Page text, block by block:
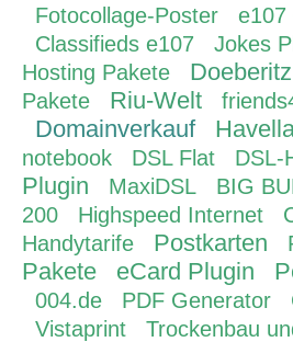
Fotocollage-Poster
e107
Classifieds e107
Jokes
Hosting Pakete
Doeberitz
Pakete
Riu-Welt
Domainverkauf
notebook
DSL Flat DSL-
Plugin
MaxiDSL BIG
200 Highspeed Internet
Handytarife
Postkarten
Pakete
eCard Plugin
004.de
PDF Generator
Vistaprint
Trockenbau